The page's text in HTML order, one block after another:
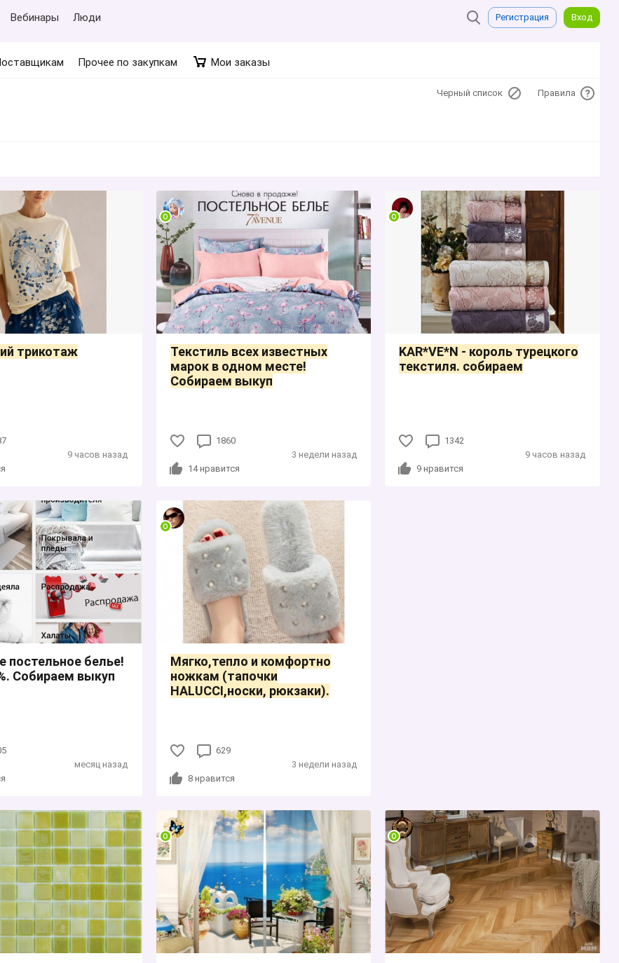
Вебинары Люди Регистрация Вход
Прочее по закупкам Мои заказы
Черный список Правила
трикотаж
9 часов назад
Текстиль всех известных
марок в одном месте!
Собираем выкуп
1860
14нравится
3 недели назад
KAR*VE*N - король турецкого
текстиля. собираем
1342
9 нравится
9 часов назад
постельное белье!
Собираем выкуп
месяц назад
Мягко,тепло и комфортно
ножкам (тапочки
HALUCCI,носки, рюкзаки).
629
8нравится
3 недели назад